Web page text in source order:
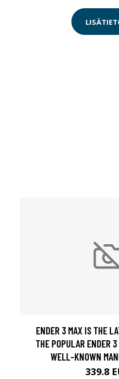
ENDER 3 MAX IS THE
THE POPULAR ENDER
WELL-KNOWN
339.8